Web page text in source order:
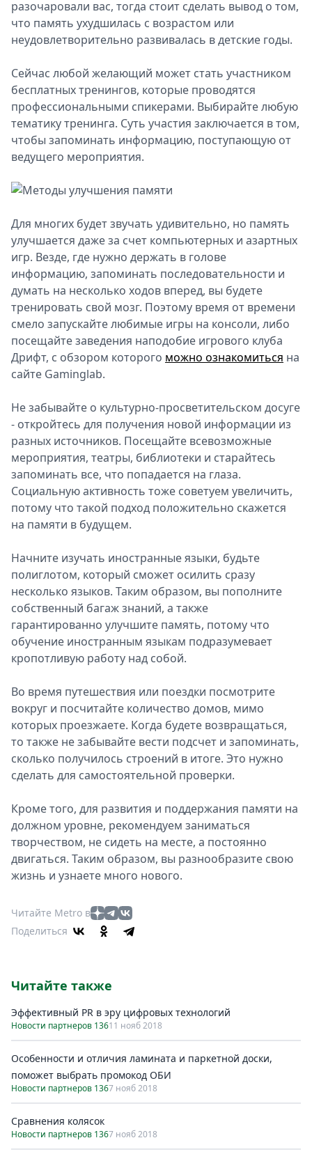
разочаровали вас, тогда стоит сделать вывод о том,
что память ухудшилась с возрастом или
неудовлетворительно развивалась в детские годы.
Сейчас любой желающий может стать участником
бесплатных тренингов, которые проводятся
профессиональными спикерами. Выбирайте любую
тематику тренинга. Суть участия заключается в том,
чтобы запоминать информацию, поступающую от
ведущего мероприятия.
Для многих будет звучать удивительно, но память
улучшается даже за счет компьютерных и азартных
игр. Везде, где нужно держать в голове
информацию, запоминать последовательности и
думать на несколько ходов вперед, вы будете
тренировать свой мозг. Поэтому время от времени
смело запускайте любимые игры на консоли, либо
посещайте заведения наподобие игрового клуба
Дрифт, с обзором которого можно ознакомиться на
сайте Gaminglab.
Не забывайте о культурно-просветительском досуге
- откройтесь для получения новой информации из
разных источников. Посещайте всевозможные
мероприятия, театры, библиотеки и старайтесь
запоминать все, что попадается на глаза.
Социальную активность тоже советуем увеличить,
потому что такой подход положительно скажется
на памяти в будущем.
Начните изучать иностранные языки, будьте
полиглотом, который сможет осилить сразу
несколько языков. Таким образом, вы пополните
собственный багаж знаний, а также
гарантированно улучшите память, потому что
обучение иностранным языкам подразумевает
кропотливую работу над собой.
Во время путешествия или поездки посмотрите
вокруг и посчитайте количество домов, мимо
которых проезжаете. Когда будете возвращаться,
то также не забывайте вести подсчет и запоминать,
сколько получилось строений в итоге. Это нужно
сделать для самостоятельной проверки.
Кроме того, для развития и поддержания памяти на
должном уровне, рекомендуем заниматься
творчеством, не сидеть на месте, а постоянно
двигаться. Таким образом, вы разнообразите свою
жизнь и узнаете много нового.
Читайте Metro в
Поделиться
Читайте также
Эффективный PR в эру цифровых технологий
Новости партнеров 13611 нояб 2018
Особенности и отличия ламината и паркетной доски,
поможет выбрать промокод ОБИ
Новости партнеров 1367 нояб 2018
Сравнения колясок
Новости партнеров 1367 нояб 2018